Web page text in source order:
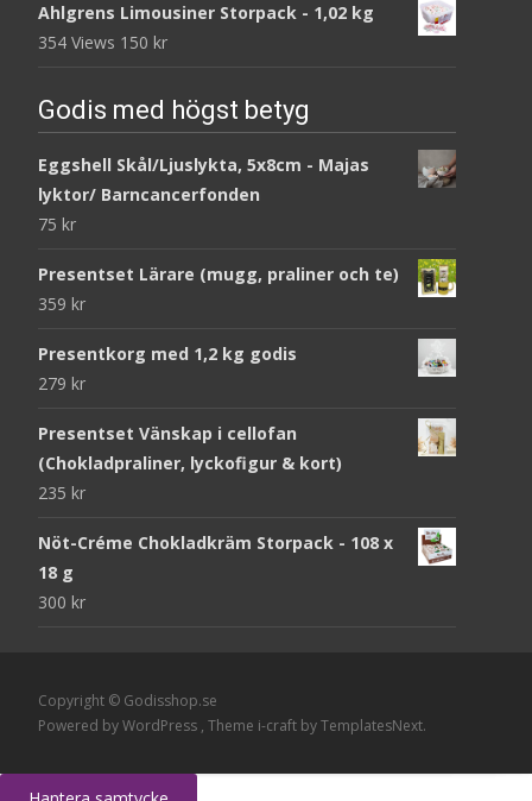
Ahlgrens Limousiner Storpack - 1,02 kg
354 Views 150 kr
Godis med högst betyg
Eggshell Skål/Ljuslykta, 5x8cm - Majas
lyktor/ Barncancerfonden
75 kr
Presentset Lärare (mugg, praliner och te)
359 kr
Presentkorg med 1,2 kg godis
279 kr
Presentset Vänskap i cellofan
(Chokladpraliner, lyckofigur & kort)
235 kr
Nöt-Créme Chokladkräm Storpack - 108 x
18 g
300 kr
Copyright © Godisshop.se
Powered by WordPress , Theme i-craft by TemplatesNext.